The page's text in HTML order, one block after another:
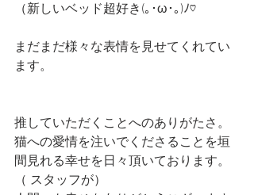
（新しいベッド超好き(｡･ω･｡)ﾉ♡
まだまだ様々な表情を見せてくれてい
ます。
推していただくことへのありがたさ。
猫への愛情を注いでくださることを垣
間見れる幸せを日々頂いております。
（ スタッフが）